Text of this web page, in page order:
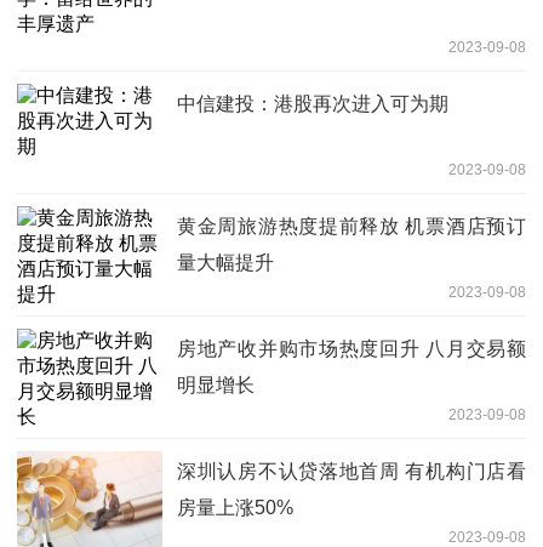
2023-09-08
中信建投：港股再次进入可为期
2023-09-08
黄金周旅游热度提前释放 机票酒店预订
量大幅提升
2023-09-08
房地产收并购市场热度回升 八月交易额
明显增长
2023-09-08
深圳认房不认贷落地首周 有机构门店看
房量上涨50%
2023-09-08